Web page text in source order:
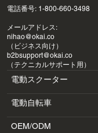
電話番号: 1-800-660-3498
メールアドレス:
nihao@okai.co
（ビジネス向け）
b2bsupport@okai.co
（テクニカルサポート用）
電動スクーター
ES400A
ES410
電動自転車
EB100B
OEM/ODM